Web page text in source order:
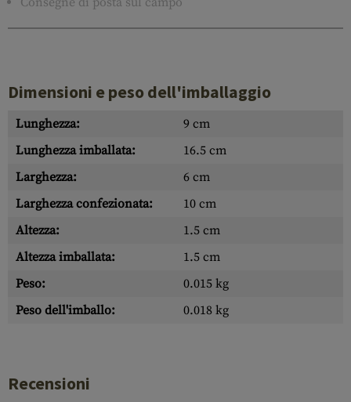
Dimensioni e peso dell'imballaggio
Lunghezza:
9 cm
Lunghezza imballata:
16.5 cm
Larghezza:
6 cm
Larghezza confezionata:
10 cm
Altezza:
1.5 cm
Altezza imballata:
1.5 cm
Peso:
0.015 kg
Peso dell'imballo:
0.018 kg
Recensioni